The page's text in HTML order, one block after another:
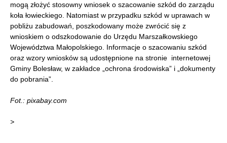
mogą złożyć stosowny wniosek o szacowanie szkód do zarządu
koła łowieckiego. Natomiast w przypadku szkód w uprawach w
pobliżu zabudowań, poszkodowany może zwrócić się z
wnioskiem o odszkodowanie do Urzędu Marszałkowskiego
Województwa Małopolskiego. Informacje o szacowaniu szkód
oraz wzory wniosków są udostępnione na stronie internetowej
Gminy Bolesław, w zakładce „ochrona środowiska” i „dokumenty
do pobrania”.
Fot.: pixabay.com
>